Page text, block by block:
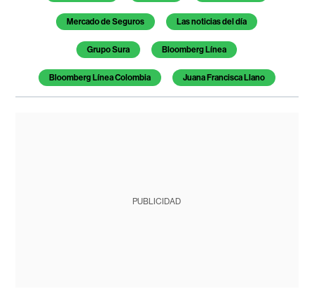
Mercado de Seguros Las noticias del día
Grupo Sura Bloomberg Línea
Bloomberg Línea Colombia Juana Francisca Llano
PUBLICIDAD